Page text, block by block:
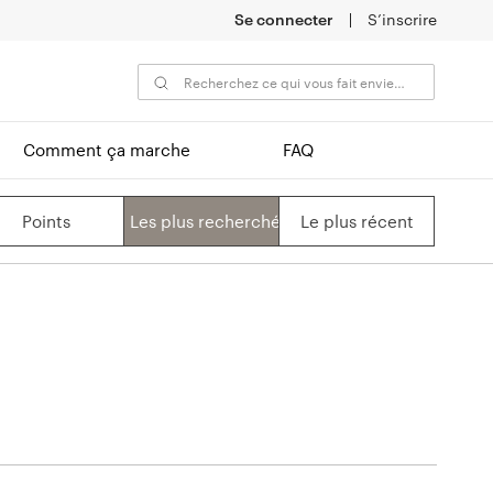
Se connecter S’inscrire
Comment ça marche FAQ
Points Les plus recherchés Le plus récent